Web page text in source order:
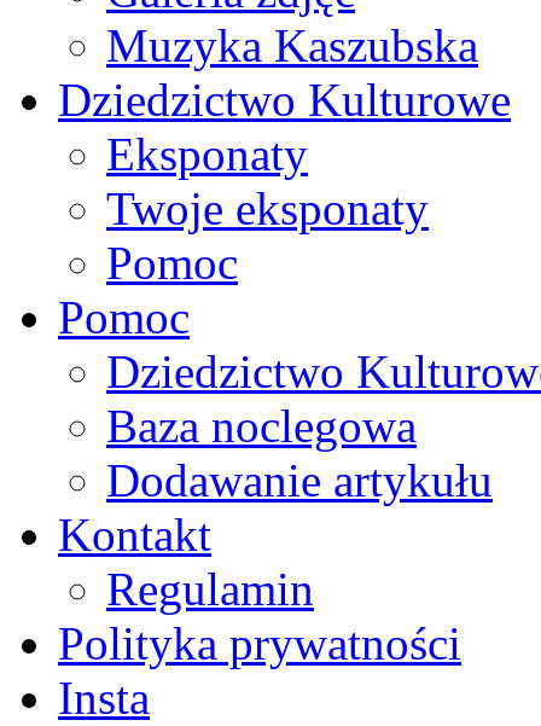
Muzyka Kaszubska
Dziedzictwo Kulturowe
Eksponaty
Twoje eksponaty
Pomoc
Pomoc
Dziedzictwo
Baza noclegowa
Dodawanie artykułu
Kontakt
Regulamin
Polityka prywatności
Insta